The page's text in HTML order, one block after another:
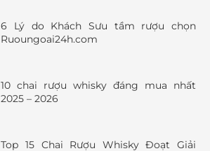
6 Lý do Khách Sưu tầm rượu chọn
Ruoungoai24h.com
10 chai rượu whisky đáng mua nhất
2025 – 2026
Top 15 Chai Rượu Whisky Đoạt Giải